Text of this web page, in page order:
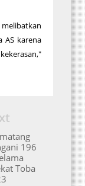
melibatkan
AS karena
196
Toba